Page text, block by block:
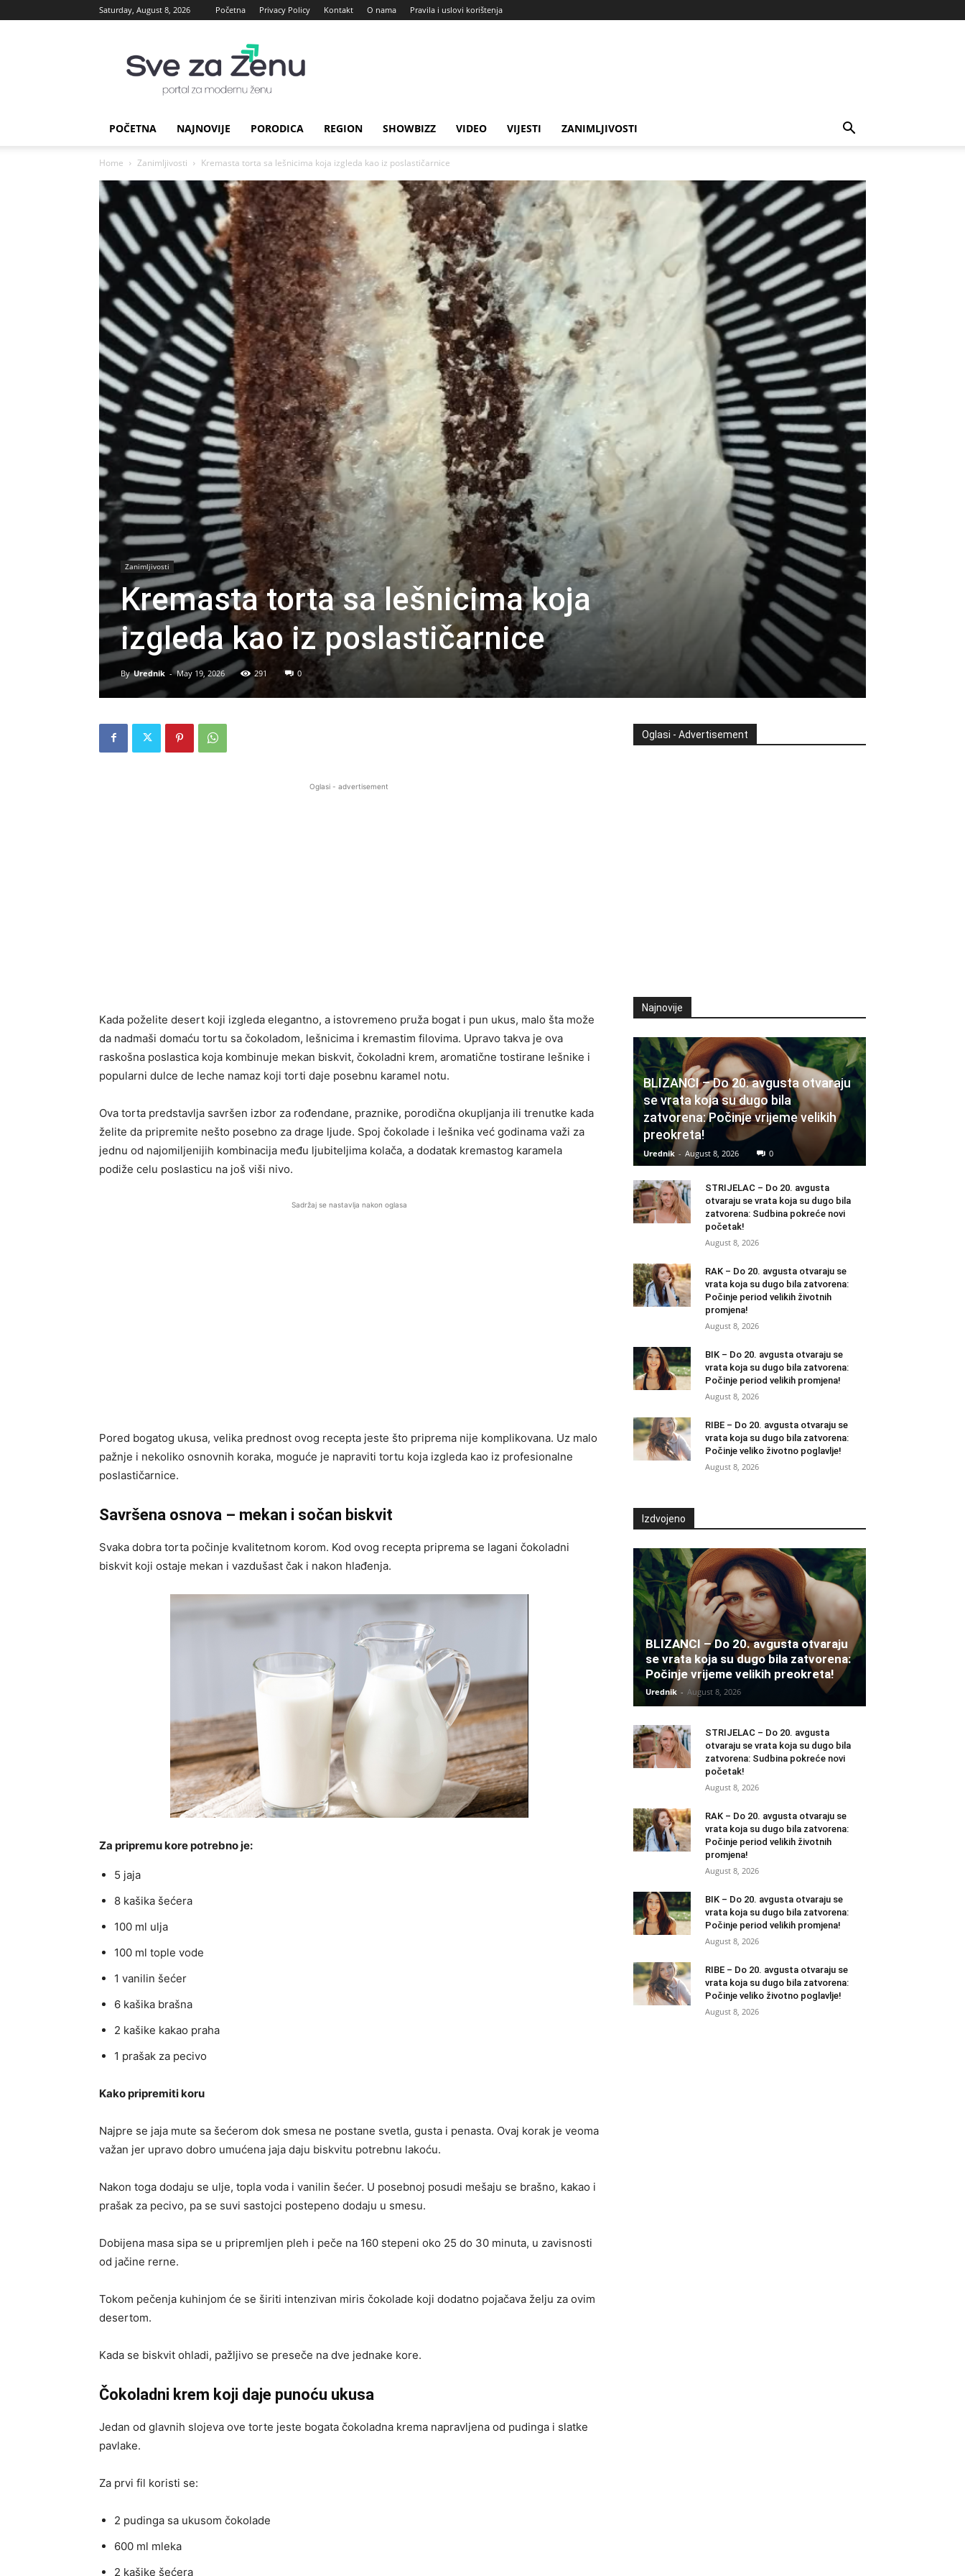
Saturday, August 8, 2026 Početna Privacy Policy Kontakt O nama Pravila i uslovi korištenja
za
Zenu
POČETNA NAJNOVIJE PORODICA REGION SHOWBIZZ VIDEO VIJESTI ZANIMLJIVOSTI
Home Zanimljivosti Kremasta torta sa lešnicima koja izgleda kao iz poslastičarnice
Zanimljivosti
Kremasta torta sa lešnicima koja
izgleda kao iz poslastičarnice
By Urednik - May 19, 2026 291 0
Oglasi - advertisement
Kada poželite desert koji izgleda elegantno, a istovremeno pruža bogat i pun ukus, malo šta može
da nadmaši domaću tortu sa čokoladom, lešnicima i kremastim filovima. Upravo takva je ova
raskošna poslastica koja kombinuje mekan biskvit, čokoladni krem, aromatične tostirane lešnike i
popularni dulce de leche namaz koji torti daje posebnu karamel notu.
Ova torta predstavlja savršen izbor za rođendane, praznike, porodična okupljanja ili trenutke kada
želite da pripremite nešto posebno za drage ljude. Spoj čokolade i lešnika već godinama važi za
jednu od najomiljenijih kombinacija među ljubiteljima kolača, a dodatak kremastog karamela
podiže celu poslasticu na još viši nivo.
Sadržaj se nastavlja nakon oglasa
Pored bogatog ukusa, velika prednost ovog recepta jeste što priprema nije komplikovana. Uz malo
pažnje i nekoliko osnovnih koraka, moguće je napraviti tortu koja izgleda kao iz profesionalne
poslastičarnice.
Savršena osnova – mekan i sočan biskvit
Svaka dobra torta počinje kvalitetnom korom. Kod ovog recepta priprema se lagani čokoladni
biskvit koji ostaje mekan i vazdušast čak i nakon hlađenja.
Za pripremu kore potrebno je:
5 jaja
8 kašika šećera
100 ml ulja
100 ml tople vode
1 vanilin šećer
6 kašika brašna
2 kašike kakao praha
1 prašak za pecivo
Kako pripremiti koru
Najpre se jaja mute sa šećerom dok smesa ne postane svetla, gusta i penasta. Ovaj korak je veoma
važan jer upravo dobro umućena jaja daju biskvitu potrebnu lakoću.
Nakon toga dodaju se ulje, topla voda i vanilin šećer. U posebnoj posudi mešaju se brašno, kakao i
prašak za pecivo, pa se suvi sastojci postepeno dodaju u smesu.
Dobijena masa sipa se u pripremljen pleh i peče na 160 stepeni oko 25 do 30 minuta, u zavisnosti
od jačine rerne.
Tokom pečenja kuhinjom će se širiti intenzivan miris čokolade koji dodatno pojačava želju za ovim
desertom.
Kada se biskvit ohladi, pažljivo se preseče na dve jednake kore.
Čokoladni krem koji daje punoću ukusa
Jedan od glavnih slojeva ove torte jeste bogata čokoladna krema napravljena od pudinga i slatke
pavlake.
Za prvi fil koristi se:
2 pudinga sa ukusom čokolade
600 ml mleka
2 kašike šećera
Oglasi - Advertisement
Najnovije
BLIZANCI – Do 20. avgusta otvaraju
se vrata koja su dugo bila
zatvorena: Počinje vrijeme velikih
preokreta!
Urednik - August 8, 2026 0
STRIJELAC – Do 20. avgusta
otvaraju se vrata koja su dugo bila
zatvorena: Sudbina pokreće novi
početak!
August 8, 2026
RAK – Do 20. avgusta otvaraju se
vrata koja su dugo bila zatvorena:
Počinje period velikih životnih
promjena!
August 8, 2026
BIK – Do 20. avgusta otvaraju se
vrata koja su dugo bila zatvorena:
Počinje period velikih promjena!
August 8, 2026
RIBE – Do 20. avgusta otvaraju se
vrata koja su dugo bila zatvorena:
Počinje veliko životno poglavlje!
August 8, 2026
Izdvojeno
BLIZANCI – Do 20. avgusta otvaraju
se vrata koja su dugo bila zatvorena:
Počinje vrijeme velikih preokreta!
Urednik - August 8, 2026
STRIJELAC – Do 20. avgusta
otvaraju se vrata koja su dugo bila
zatvorena: Sudbina pokreće novi
početak!
August 8, 2026
RAK – Do 20. avgusta otvaraju se
vrata koja su dugo bila zatvorena:
Počinje period velikih životnih
promjena!
August 8, 2026
BIK – Do 20. avgusta otvaraju se
vrata koja su dugo bila zatvorena:
Počinje period velikih promjena!
August 8, 2026
RIBE – Do 20. avgusta otvaraju se
vrata koja su dugo bila zatvorena:
Počinje veliko životno poglavlje!
August 8, 2026